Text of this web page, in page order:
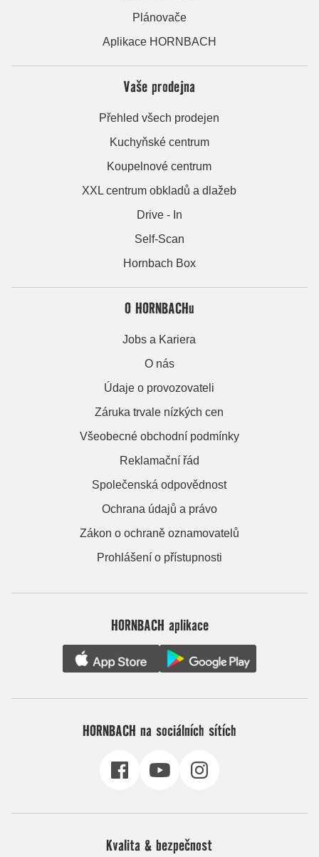
Plánovače
Aplikace HORNBACH
Vaše prodejna
Přehled všech prodejen
Kuchyňské centrum
Koupelnové centrum
XXL centrum obkladů a dlažeb
Drive - In
Self-Scan
Hornbach Box
O HORNBACHu
Jobs a Kariera
O nás
Údaje o provozovateli
Záruka trvale nízkých cen
Všeobecné obchodní podmínky
Reklamační řád
Společenská odpovědnost
Ochrana údajů a právo
Zákon o ochraně oznamovatelů
Prohlášení o přístupnosti
HORNBACH aplikace
HORNBACH na sociálních sítích
Kvalita & bezpečnost